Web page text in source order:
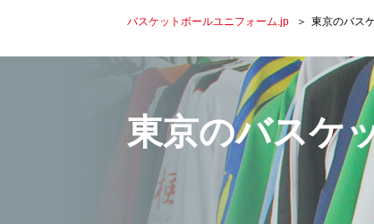
バスケットボールユニフォーム.jp 東京のバス
東京のバスケ